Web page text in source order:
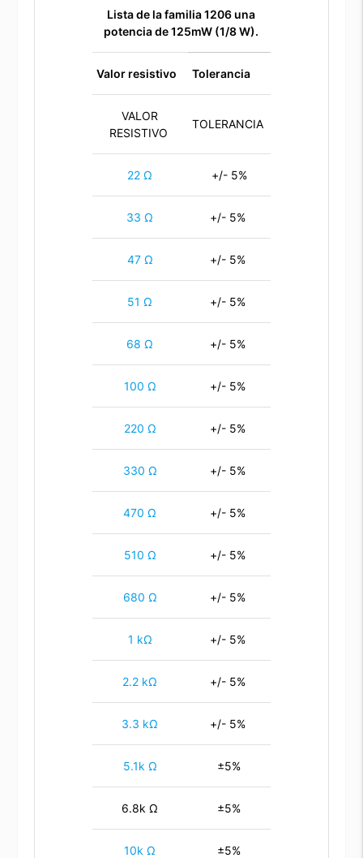
Lista de la familia 1206 una
potencia de 125mW (1/8 W).
Valor resistivo Tolerancia
VALOR
RESISTIVO
TOLERANCIA
22 Ω +/- 5%
33 Ω +/- 5%
47 Ω +/- 5%
51 Ω +/- 5%
68 Ω +/- 5%
100 Ω +/- 5%
220 Ω +/- 5%
330 Ω +/- 5%
470 Ω +/- 5%
510 Ω +/- 5%
680 Ω +/- 5%
1 kΩ +/- 5%
2.2 kΩ +/- 5%
3.3 kΩ +/- 5%
5.1k Ω ±5%
6.8k Ω ±5%
10k Ω ±5%